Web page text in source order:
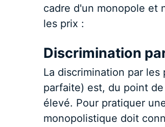
cadre d'un monopole et
les prix :
Discrimination
La discrimination par
parfaite) est, du point
élevé. Pour pratiquer
monopolistique doit